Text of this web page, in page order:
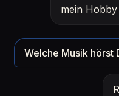
mein Hobby
Welche Musik hörst